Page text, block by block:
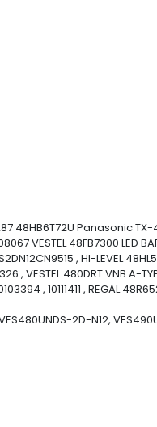
48HB6T72U Panasonic
VESTEL 48FB7300 LED
, HI-LEVEL
, VESTEL 480DRT VNB A-
, 10111411 , REGAL
2D-N12,